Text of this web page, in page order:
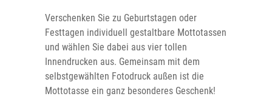
Verschenken Sie zu Geburtstagen oder
Festtagen individuell gestaltbare Mottotassen
und wählen Sie dabei aus vier tollen
Innendrucken aus. Gemeinsam mit dem
selbstgewählten Fotodruck außen ist die
Mottotasse ein ganz besonderes Geschenk!